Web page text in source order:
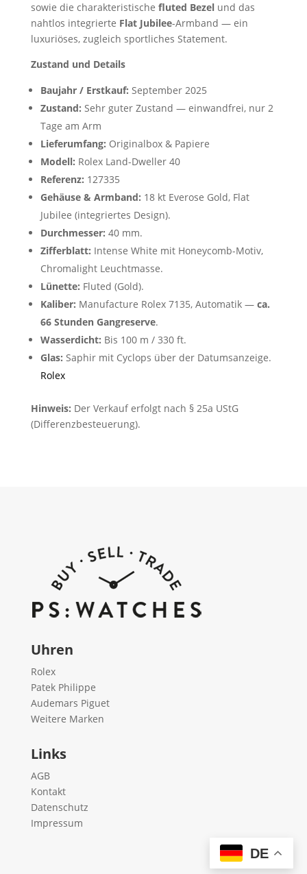
sowie die charakteristische fluted Bezelund das
nahtlos integrierte Flat Jubilee-Armband — ein
luxuriöses, zugleich sportliches Statement.
Zustand und Details
Baujahr / Erstkauf: September 2025
Zustand: Sehr guter Zustand — einwandfrei, nur 2
Tage am Arm
Lieferumfang: Originalbox & Papiere
Modell: Rolex Land-Dweller 40
Referenz: 127335
Gehäuse & Armband: 18 kt Everose Gold, Flat
Jubilee (integriertes Design).
Durchmesser: 40 mm.
Zifferblatt: Intense White mit Honeycomb-Motiv,
Chromalight Leuchtmasse.
Lünette: Fluted (Gold).
Kaliber: Manufacture Rolex 7135, Automatik — ca.
66 Stunden Gangreserve.
Wasserdicht: Bis 100 m / 330 ft.
Glas: Saphir mit Cyclops über der Datumsanzeige.
Rolex
Hinweis: Der Verkauf erfolgt nach § 25a UStG
(Differenzbesteuerung).
Uhren
Rolex
Patek Philippe
Audemars Piguet
Weitere Marken
Links
AGB
Kontakt
Datenschutz
Impressum
DE